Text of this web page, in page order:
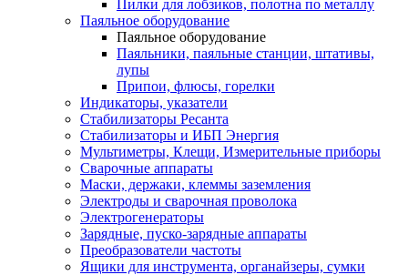
Пилки для лобзиков, полотна по металлу
Паяльное оборудование
Паяльное оборудование
Паяльники, паяльные станции, штативы,
лупы
Припои, флюсы, горелки
Индикаторы, указатели
Стабилизаторы Ресанта
Стабилизаторы и ИБП Энергия
Мультиметры, Клещи, Измерительные приборы
Сварочные аппараты
Маски, держаки, клеммы заземления
Электроды и сварочная проволока
Электрогенераторы
Зарядные, пуско-зарядные аппараты
Преобразователи частоты
Ящики для инструмента, органайзеры, сумки